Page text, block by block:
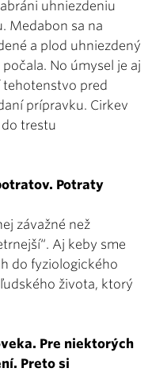
uhniezdeniu
Medabon sa na
a plod uhniezdený
No úmysel je aj
pred
prípravku. Cirkev
trestu
Potraty
závažné než
Aj keby sme
do fyziologického
života, ktorý
Pre niektorých
Preto si